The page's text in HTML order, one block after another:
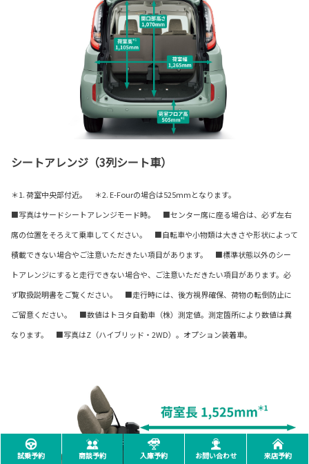
シートアレンジ（3列シート車）
＊1. 荷室中央部付近。 ＊2. E-Fourの場合は525mmとなります。
■写真はサードシートアレンジモード時。 ■センター席に座る場合は、必ず左右
席の位置をそろえて乗車してください。 ■自転車や小物類は大きさや形状によって
積載できない場合やご注意いただきたい項目があります。 ■標準状態以外のシー
トアレンジにすると走行できない場合や、ご注意いただきたい項目があります。必
ず取扱説明書をご覧ください。 ■走行時には、後方視界確保、荷物の転倒防止に
ご留意ください。 ■数値はトヨタ自動車（株）測定値。測定箇所により数値は異
なります。 ■写真はZ（ハイブリッド・2WD）。オプション装着車。
試乗予約 商談予約 入庫予約 お問い合わせ 来店予約